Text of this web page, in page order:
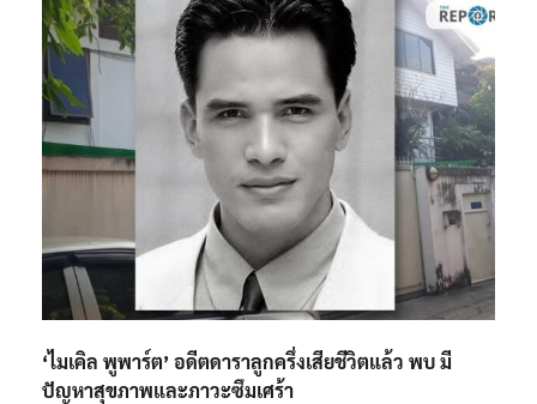
‘ไมเคิล พูพาร์ต’ อดีตดาราลูกครึ่งเสียชีวิตแล้ว พบ มี
ปัญหาสุขภาพและภาวะซึมเศร้า